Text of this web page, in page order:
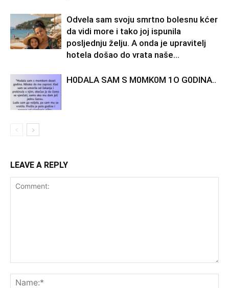
Odvela sam svoju smrtno bolesnu kćer
da vidi more i tako joj ispunila
posljednju želju. A onda je upravitelj
hotela došao do vrata naše...
H0DALA SAM S M0MK0M 1O G0DINA..
LEAVE A REPLY